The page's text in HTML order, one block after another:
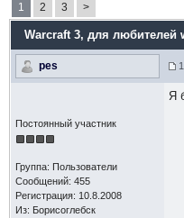
1 2 3 >
Warcraft 3, для любителей
pes
Постоянный участник
Группа: Пользователи
Сообщений: 455
Регистрация: 10.8.2008
Из: Борисоглебск
Я